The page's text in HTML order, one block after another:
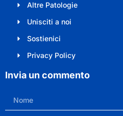
Altre Patologie
Unisciti a noi
Sostienici
Privacy Policy
Invia un commento